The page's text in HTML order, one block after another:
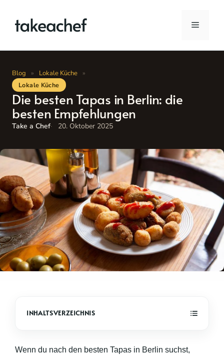
Inhalt
springen
Menü
Blog » Lokale Küche »
Lokale Küche
Die besten Tapas in Berlin: die
besten Empfehlungen
Take a Chef 20. Oktober 2025
Wenn du nach den besten Tapas in Berlin suchst,